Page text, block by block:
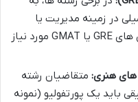
در زمینه مدیریت یا
مهندسی، ممکن است نمره آزمون های GRE یا GMAT مورد نیاز
های هنری: متقاضیان رشته
باید یک پورتفولیو (نمونه